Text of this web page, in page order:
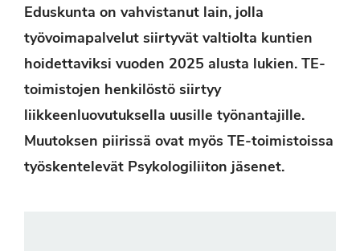
Eduskunta on vahvistanut lain, jolla
työvoimapalvelut siirtyvät valtiolta kuntien
hoidettaviksi vuoden 2025 alusta lukien. TE-
toimistojen henkilöstö siirtyy
liikkeenluovutuksella uusille työnantajille.
Muutoksen piirissä ovat myös TE-toimistoissa
työskentelevät Psykologiliiton jäsenet.